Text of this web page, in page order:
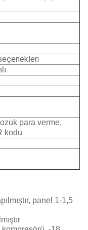
para verme,
kodu
panel 1-1,5